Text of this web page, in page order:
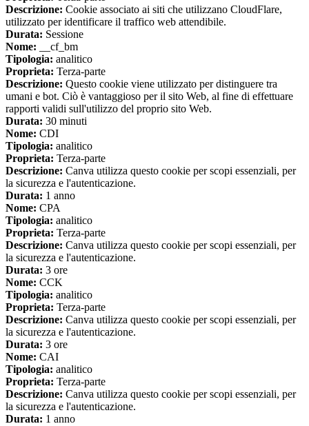
Descrizione: Cookie associato ai siti che utilizzano CloudFlare,
utilizzato per identificare il traffico web attendibile.
Durata: Sessione
Nome: __cf_bm
Tipologia: analitico
Proprieta: Terza-parte
Descrizione: Questo cookie viene utilizzato per distinguere tra
umani e bot. Ciò è vantaggioso per il sito Web, al fine di effettuare
rapporti validi sull'utilizzo del proprio sito Web.
Durata: 30 minuti
Nome: CDI
Tipologia: analitico
Proprieta: Terza-parte
Descrizione: Canva utilizza questo cookie per scopi essenziali, per
la sicurezza e l'autenticazione.
Durata: 1 anno
Nome: CPA
Tipologia: analitico
Proprieta: Terza-parte
Descrizione: Canva utilizza questo cookie per scopi essenziali, per
la sicurezza e l'autenticazione.
Durata: 3 ore
Nome: CCK
Tipologia: analitico
Proprieta: Terza-parte
Descrizione: Canva utilizza questo cookie per scopi essenziali, per
la sicurezza e l'autenticazione.
Durata: 3 ore
Nome: CAI
Tipologia: analitico
Proprieta: Terza-parte
Descrizione: Canva utilizza questo cookie per scopi essenziali, per
la sicurezza e l'autenticazione.
Durata: 1 anno